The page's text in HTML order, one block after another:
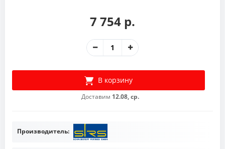
7 754 р.
В корзину
Доставим 12.08, ср.
Производитель: